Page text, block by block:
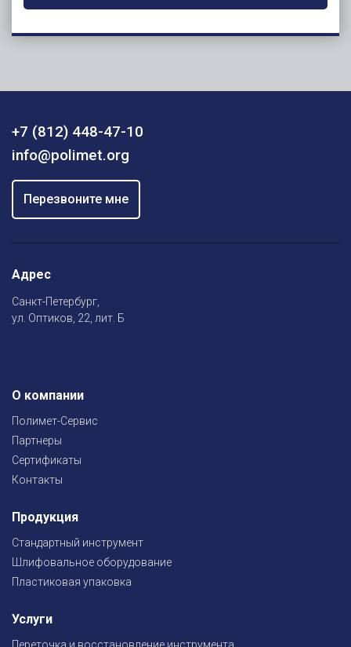
Адрес
Санкт-Петербург,
ул. Оптиков, 22, лит. Б
О компании
Полимет-Сервис
Партнеры
Сертификаты
Контакты
Продукция
Стандартный инструмент
Шлифовальное оборудование
Пластиковая упаковка
Услуги
+7 (812) 448-47-10
info@polimet.org
Перезвоните мне